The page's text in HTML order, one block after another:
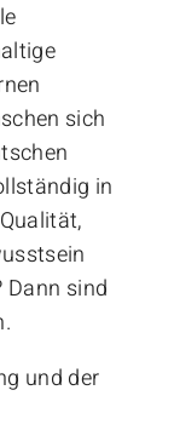
sich
in
Dann sind
und der